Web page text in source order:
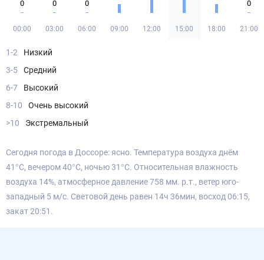
0
00:00
0
03:00
0
06:00 09:00 12:00 15:00 18:00
0
21:00
1-2
Низкий
3-5
Средний
6-7
Высокий
8-10
Очень высокий
>10
Экстремальный
Сегодня погода в Доссоре: ясно. Температура воздуха днём
41°С, вечером 40°С, ночью 31°С. Относительная влажность
воздуха 14%, атмосферное давление 758 мм. р.т., ветер юго-
западный 5 м/с. Световой день равен 14ч 36мин, восход 06:15,
закат 20:51.